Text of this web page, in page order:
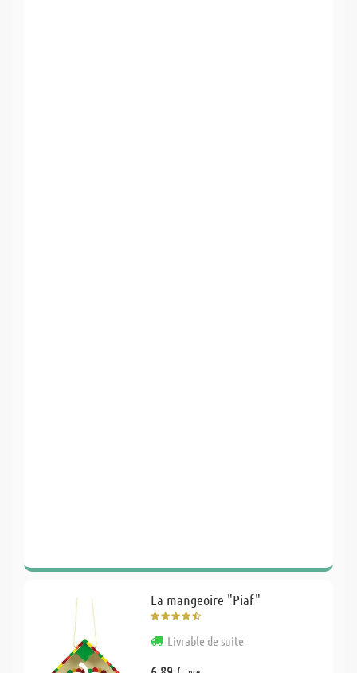
La mangeoire "Piaf"
Livrable de suite